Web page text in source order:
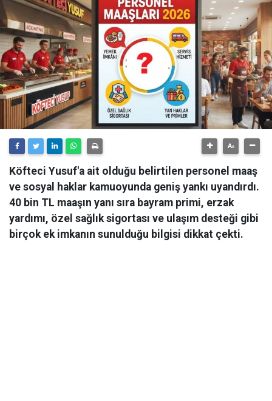
Köfteci Yusuf'a ait olduğu belirtilen personel maaş
ve sosyal haklar kamuoyunda geniş yankı uyandırdı.
40 bin TL maaşın yanı sıra bayram primi, erzak
yardımı, özel sağlık sigortası ve ulaşım desteği gibi
birçok ek imkanın sunulduğu bilgisi dikkat çekti.